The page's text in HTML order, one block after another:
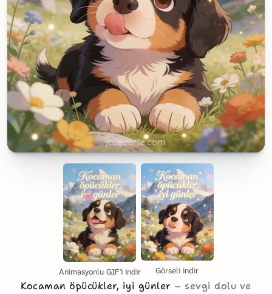
Animasyonlu GIF'i indir Görseli indir
Kocaman öpücükler, iyi günler
sevgi dolu ve